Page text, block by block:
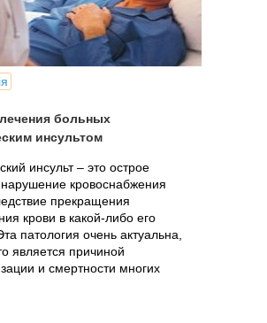
больных
инсультом
инсульт – это острое
нарушение кровоснабжения
прекращения
крови в какой-либо его
патология очень актуальна,
является причиной
и смертности многих